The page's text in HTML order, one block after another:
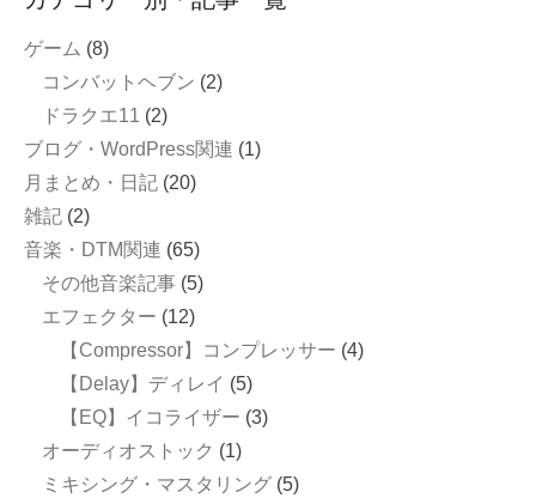
ゲーム (8)
コンバットヘブン (2)
ドラクエ11 (2)
ブログ・WordPress関連 (1)
月まとめ・日記 (20)
雑記 (2)
音楽・DTM関連 (65)
その他音楽記事 (5)
エフェクター (12)
【Compressor】コンプレッサー (4)
【Delay】ディレイ (5)
【EQ】イコライザー (3)
オーディオストック (1)
ミキシング・マスタリング (5)